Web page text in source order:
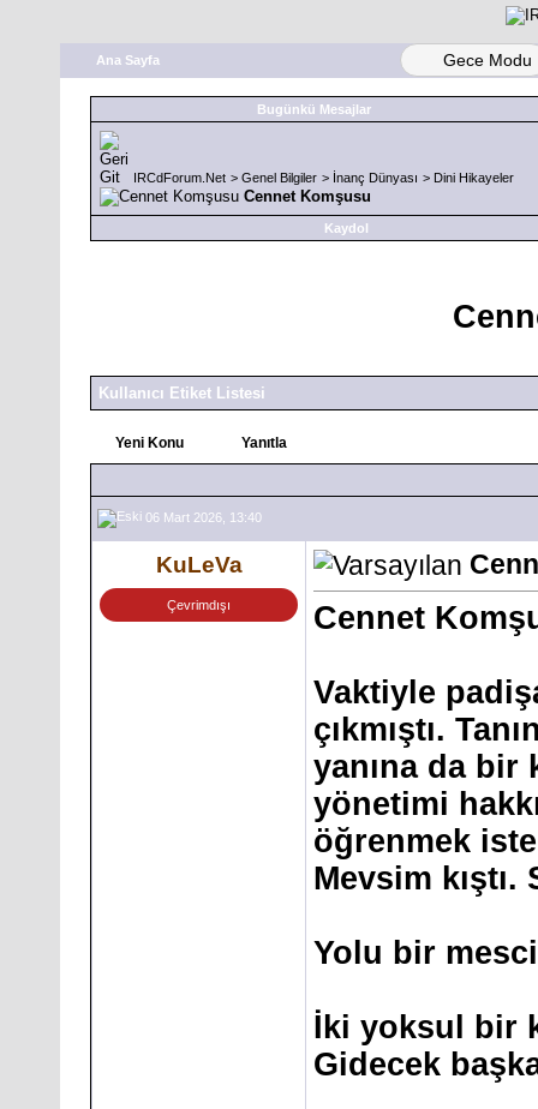
Ana Sayfa Gece Modu
Bugünkü Mesajlar
IRCdForum.Net > Genel Bilgiler > İnanç Dünyası > Dini Hikayeler
Cennet Komşusu
Kaydol
Kullanıcı Etiket Listesi
Yeni Konu Yanıtla
06 Mart 2026, 13:40
KuLeVa
Çevrimdışı Cennet
Vaktiyle
çıkmıştı.
yanına da bir
yönetimi
öğrenmek
Mevsim
Yolu bir
İki yoksul bir
Gidecek